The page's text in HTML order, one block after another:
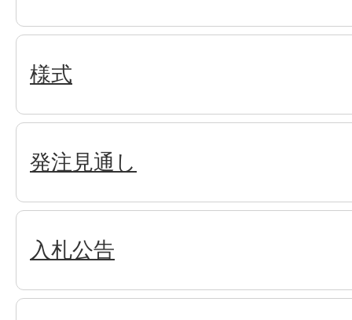
様式
発注見通し
入札公告